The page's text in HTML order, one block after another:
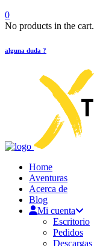
0
No products in the cart.
alguna duda ?
Home
Aventuras
Acerca de
Blog
Mi cuenta
Escritorio
Pedidos
Descargas